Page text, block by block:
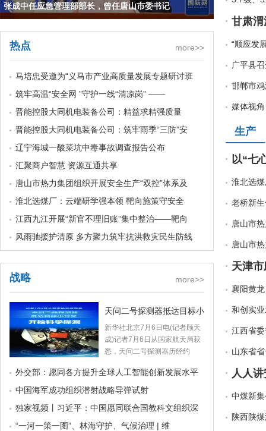
张成中任应急管理部部长，曾任唐山市委书记
more>>
热点
马培忠受邀为“义马市产业高质量发展专题研讨班
筑牢高温“安全网 ”守护一线“清凉岗” ——
晋能控股大同机电装备公司：精益求精强质量
晋能控股大同机电装备公司：筑牢雨季“三防”安
辽宁海城一酸菜坑中毒事故调查报告公布
汇聚商户智慧 资源互通共享
唐山市热力集团组织开展安全生产“双控”体系及
淮北选煤厂：云端研学强本领 靶向施策守安全
江西九江开展“新官不理旧账”集中整治——靶向
风雨驰援护清原 多方聚力筑牢抗洪救灾民生防线
more>>
战略
天问二号探测器抵达目标小
新华社北京7月6日电(记者顾天
成)记者7月6日从国家航天局获
悉，天问二号探测器历经约
外交部：愿同各方提升全球人工智能创新发展水平
中国海军成功组织潜射战略导弹试射
独家视频丨习近平：中国愿同联合国教科文组织深
“一河一策一图”、林海守护、气候治理 | 维
甘肃
“顺应发
广平县
邯郸市
媒体视
生产
淮北选
老桥新
唐山市
唐山市
襄阳黄
和创实
江西省
山东省
中煤新
陕西陕